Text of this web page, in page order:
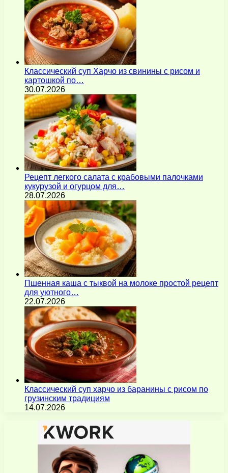
Классический суп Харчо из свинины с рисом и
картошкой по…
30.07.2026
Рецепт легкого салата с крабовыми палочками
кукурузой и огурцом для…
28.07.2026
Пшенная каша с тыквой на молоке простой рецепт
для уютного…
22.07.2026
Классический суп харчо из баранины с рисом по
грузинским традициям
14.07.2026